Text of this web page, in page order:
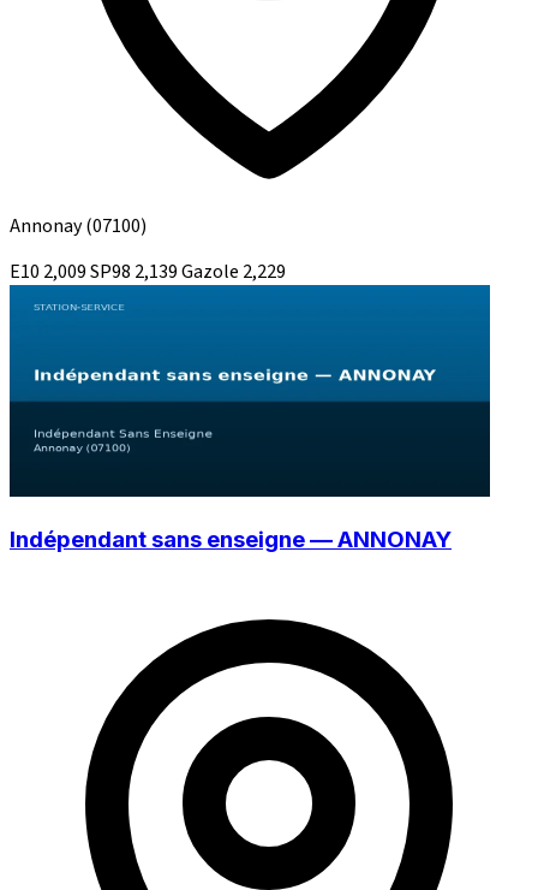
Annonay(07100)
E10 2,009SP98 2,139Gazole 2,229
Indépendant sans enseigne — ANNONAY